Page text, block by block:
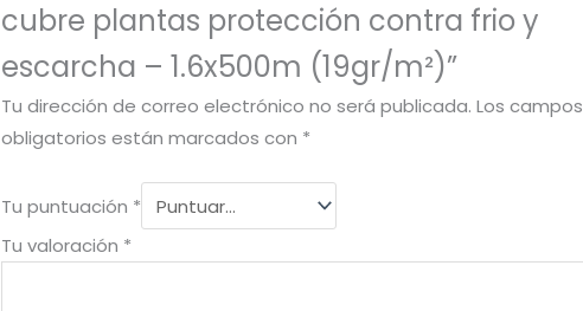
cubre plantas protección contra frio y
escarcha – 1.6x500m (19gr/m²)”
Tu dirección de correo electrónico no será publicada. Los campos
obligatorios están marcados con *
Tu puntuación *
Tu valoración *